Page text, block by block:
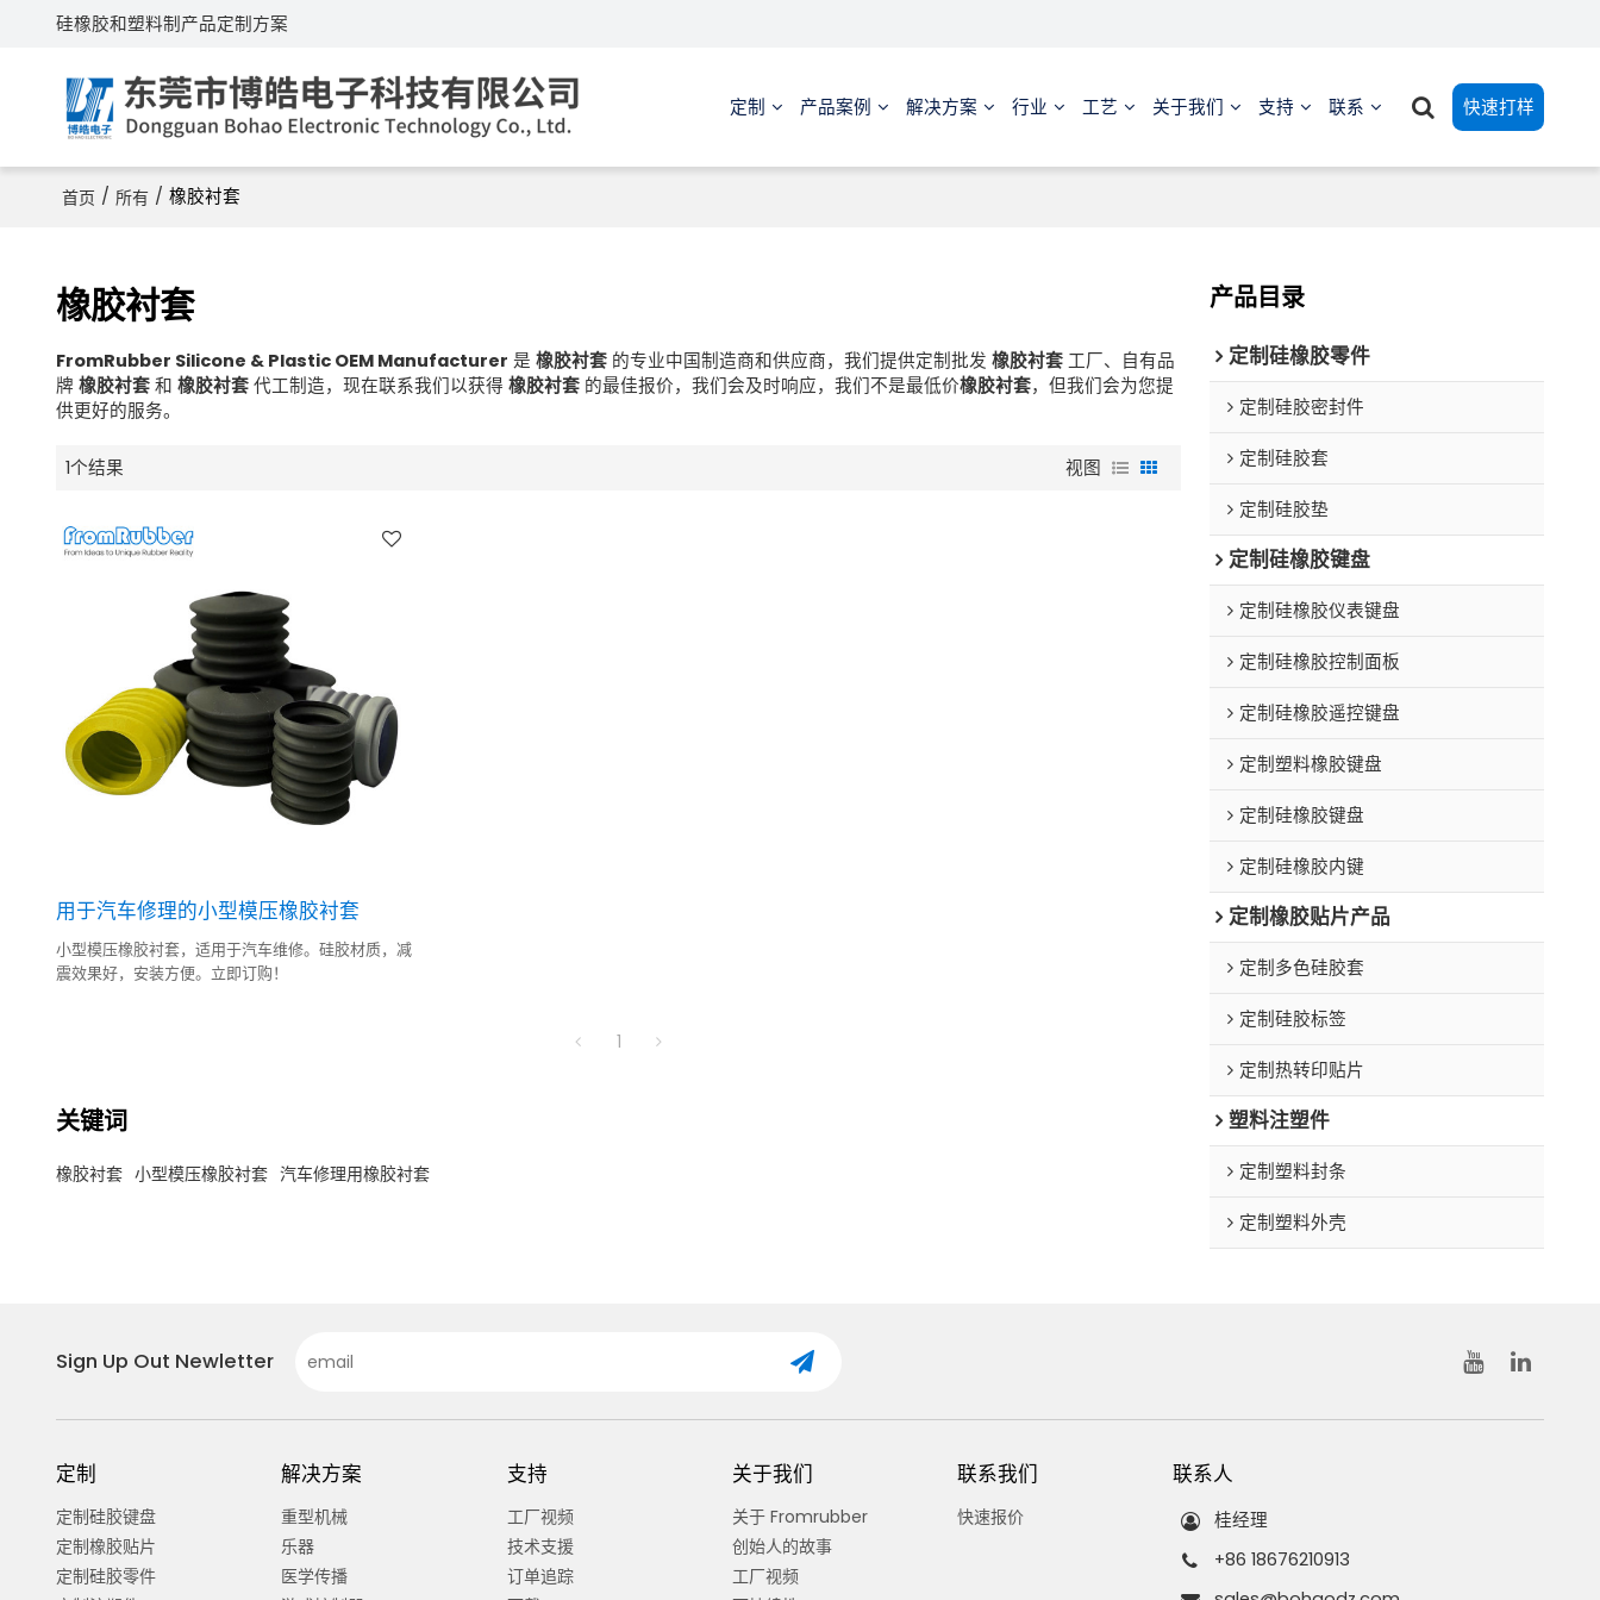
硅橡胶和塑料制产品定制方案
定制 产品案例 解决方案 行业 工艺 关于我们 支持 联系 快速打样
首页 / 所有 / 橡胶衬套
橡胶衬套
FromRubber Silicone & Plastic OEM Manufacturer 是 橡胶衬套的专业中国制造商和供应商，我们提供定制批发 橡胶衬套工厂、自有品
牌 橡胶衬套和 橡胶衬套代工制造，现在联系我们以获得 橡胶衬套的最佳报价，我们会及时响应，我们不是最低价橡胶衬套，但我们会为您提
供更好的服务。
1个结果 视图
用于汽车修理的小型模压橡胶衬套
小型模压橡胶衬套，适用于汽车维修。硅胶材质，减
震效果好，安装方便。立即订购！
1
关键词
橡胶衬套 小型模压橡胶衬套 汽车修理用橡胶衬套
产品目录
定制硅橡胶零件
定制硅胶密封件
定制硅胶套
定制硅胶垫
定制硅橡胶键盘
定制硅橡胶仪表键盘
定制硅橡胶控制面板
定制硅橡胶遥控键盘
定制塑料橡胶键盘
定制硅橡胶键盘
定制硅橡胶内键
定制橡胶贴片产品
定制多色硅胶套
定制硅胶标签
定制热转印贴片
塑料注塑件
定制塑料封条
定制塑料外壳
Sign Up Out Newletter
定制
定制硅胶键盘
定制橡胶贴片
定制硅胶零件
解决方案
重型机械
乐器
医学传播
支持
工厂视频
技术支援
订单追踪
关于我们
关于 Fromrubber
创始人的故事
工厂视频
联系我们
快速报价
联系人
桂经理
+86 18676210913